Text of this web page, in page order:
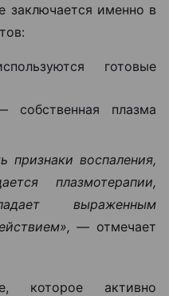
заключается именно в
готовые
собственная плазма
признаки воспаления,
плазмотерапии,
выраженным
— отмечает
которое активно